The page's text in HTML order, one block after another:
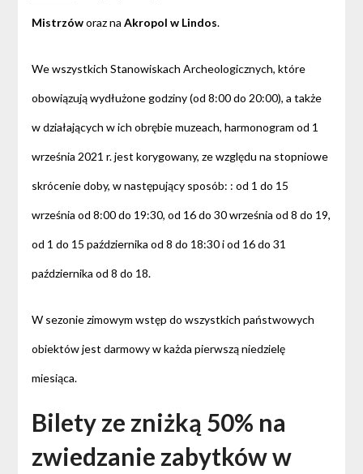
Mistrzóworaz na Akropol w Lindos.
We wszystkich Stanowiskach Archeologicznych, które
obowiązują wydłużone godziny (od 8:00 do 20:00), a także
w działających w ich obrębie muzeach, harmonogram od 1
września 2021 r. jest korygowany, ze względu na stopniowe
skrócenie doby, w następujący sposób: : od 1 do 15
września od 8:00 do 19:30, od 16 do 30 września od 8 do 19,
od 1 do 15 października od 8 do 18:30 i od 16 do 31
października od 8 do 18.
W sezonie zimowym wstęp do wszystkich państwowych
obiektów jest darmowy w każda pierwszą niedzielę
miesiąca.
Bilety ze zniżką 50% na
zwiedzanie zabytków w